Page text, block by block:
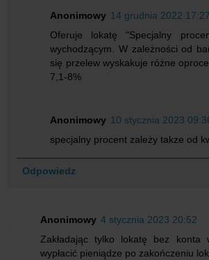
Anonimowy 14 grudnia 2022 17:27
Oferuje lokatę "Specjalny
wychodzącym. W zależności od
się przelew wyskakuje różne
7,1-8%
Anonimowy 10 stycznia 2023
specjalny procent zależy takze od
Odpowiedz
Anonimowy 4 stycznia 2023 20:52
Zakładając tylko lokatę bez konta
wypłacić pieniądze po zakończeniu